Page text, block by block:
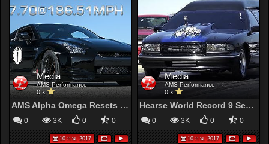
Media
AMS Performance
0 x
AMS Alpha Omega Resets GT-R ¼ Mile Record: 7.70@186mph!
0 3K 0 0
10 ก.พ. 2017
Media
AMS Performance
0 x
Hearse World Record 9 Second 1/4 Mile!
0 3K 0 0
10 ก.พ. 2017